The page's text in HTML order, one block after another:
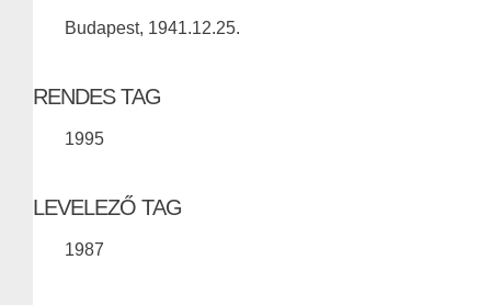
Budapest, 1941.12.25.
RENDES TAG
1995
LEVELEZŐ TAG
1987